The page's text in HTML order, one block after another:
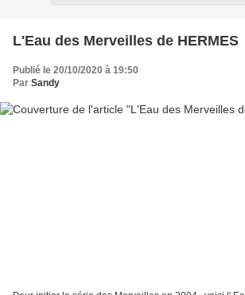
L'Eau des Merveilles de HERMES
Publié le 20/10/2020 à 19:50
Par Sandy